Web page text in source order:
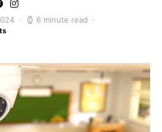
6 minute read